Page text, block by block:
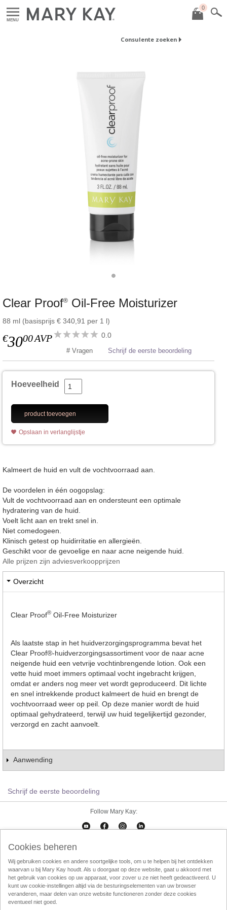
MENU
0
Consulente zoeken
Clear Proof® Oil-Free Moisturizer
88 ml (basisprijs € 340,91 per 1 l)
€3000AVP 0.0
# Vragen Schrijf de eerste beoordeling
Hoeveelheid
product toevoegen
Opslaan in verlanglijstje
Kalmeert de huid en vult de vochtvoorraad aan.
De voordelen in één oogopslag:
Vult de vochtvoorraad aan en ondersteunt een optimale
hydratering van de huid.
Voelt licht aan en trekt snel in.
Niet comedogeen.
Klinisch getest op huidirritatie en allergieën.
Geschikt voor de gevoelige en naar acne neigende huid.
Alle prijzen zijn adviesverkoopprijzen
Overzicht
Clear Proof® Oil-Free Moisturizer
Als laatste stap in het huidverzorgingsprogramma bevat het
Clear Proof®-huidverzorgingsassortiment voor de naar acne
neigende huid een vetvrije vochtinbrengende lotion. Ook een
vette huid moet immers optimaal vocht ingebracht krijgen,
omdat er anders nog meer vet wordt geproduceerd. Dit lichte
en snel intrekkende product kalmeert de huid en brengt de
vochtvoorraad weer op peil. Op deze manier wordt de huid
optimaal gehydrateerd, terwijl uw huid tegelijkertijd gezonder,
verzorgd en zacht aanvoelt.
Aanwending
Schrijf de eerste beoordeling
Follow Mary Kay:
Cookies beheren Impressum
Gebruikersvorwaarden Privacy Policy
Direktverkoop etische codec
Weggooien
InTouch Consultant Locator
Cookies beheren
Wij gebruiken cookies en andere soortgelijke tools, om u te helpen bij het ontdekken
waarvan u bij Mary Kay houdt. Als u doorgaat op deze website, gaat u akkoord met
het gebruik van cookies op uw apparaat, voor zover u ze niet heeft gedeactiveerd. U
kunt uw cookie-instellingen altijd via de besturingselementen van uw browser
veranderen, maar delen van onze website functioneren zonder deze cookies
eventueel niet goed.